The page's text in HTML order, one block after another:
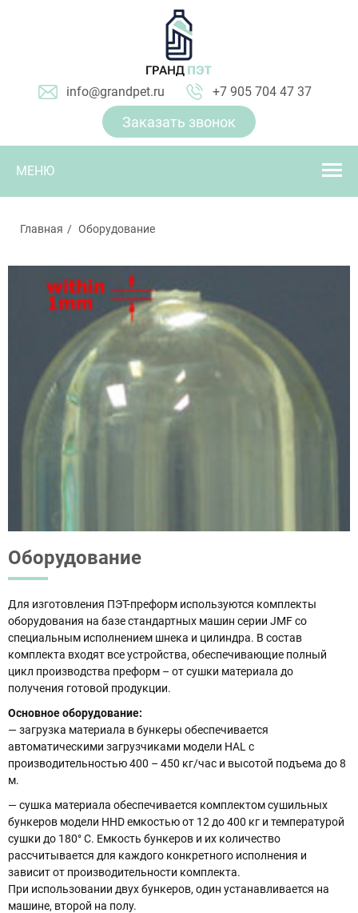
info@grandpet.ru +7 905 704 47 37
Заказать звонок
МЕНЮ
Главная Оборудование
Оборудование
Для изготовления ПЭТ-преформ используются комплекты
оборудования на базе стандартных машин серии JMF со
специальным исполнением шнека и цилиндра. В состав
комплекта входят все устройства, обеспечивающие полный
цикл производства преформ – от сушки материала до
получения готовой продукции.
Основное оборудование:
— загрузка материала в бункеры обеспечивается
автоматическими загрузчиками модели HAL с
производительностью 400 – 450 кг/час и высотой подъема до 8
м.
— сушка материала обеспечивается комплектом сушильных
бункеров модели HHD емкостью от 12 до 400 кг и температурой
сушки до 180° С. Емкость бункеров и их количество
рассчитывается для каждого конкретного исполнения и
зависит от производительности комплекта.
При использовании двух бункеров, один устанавливается на
машине, второй на полу.